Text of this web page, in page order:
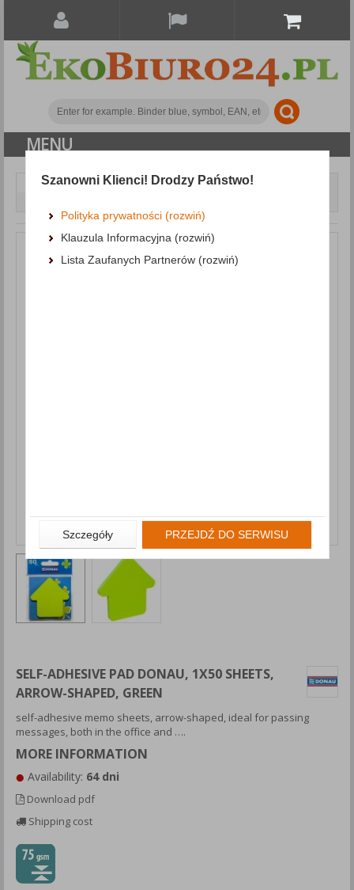
MENU
Paper and labels Self-adhesive pads
SELF-ADHESIVE PAD DONAU, 1X50 SHEETS,
ARROW-SHAPED, GREEN
self-adhesive memo sheets, arrow-shaped, ideal for passing
messages, both in the office and ….
MORE INFORMATION
Availability: 64 dni
Download pdf
Shipping cost
Szanowni Klienci! Drodzy Państwo!
Polityka prywatności (rozwiń)
Klauzula Informacyjna (rozwiń)
Lista Zaufanych Partnerów (rozwiń)
Szczegóły PRZEJDŹ DO SERWISU